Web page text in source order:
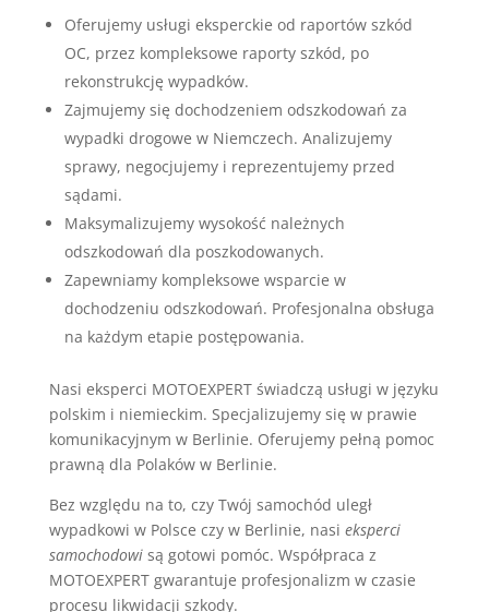
Oferujemy usługi eksperckie od raportów szkód
OC, przez kompleksowe raporty szkód, po
rekonstrukcję wypadków.
Zajmujemy się dochodzeniem odszkodowań za
wypadki drogowe w Niemczech. Analizujemy
sprawy, negocjujemy i reprezentujemy przed
sądami.
Maksymalizujemy wysokość należnych
odszkodowań dla poszkodowanych.
Zapewniamy kompleksowe wsparcie w
dochodzeniu odszkodowań. Profesjonalna obsługa
na każdym etapie postępowania.
Nasi eksperci MOTOEXPERT świadczą usługi w języku
polskim i niemieckim. Specjalizujemy się w prawie
komunikacyjnym w Berlinie. Oferujemy pełną pomoc
prawną dla Polaków w Berlinie.
Bez względu na to, czy Twój samochód uległ
wypadkowi w Polsce czy w Berlinie, nasi eksperci
samochodowisą gotowi pomóc. Współpraca z
MOTOEXPERT gwarantuje profesjonalizm w czasie
procesu likwidacji szkody.